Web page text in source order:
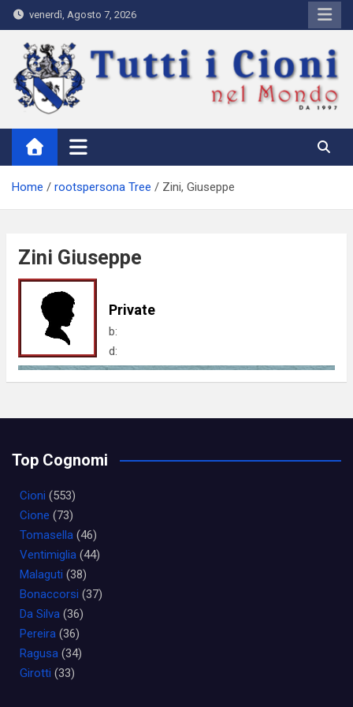
Skip
to
content
venerdì, Agosto 7, 2026
Tutti i Cioni nel Mondo
Where Cioni`s come from
Home rootspersona Tree Zini, Giuseppe
Zini Giuseppe
Private
b:
d:
Top Cognomi
Cioni (553)
Cione (73)
Tomasella (46)
Ventimiglia (44)
Malaguti (38)
Bonaccorsi (37)
Da Silva (36)
Pereira (36)
Ragusa (34)
Girotti (33)